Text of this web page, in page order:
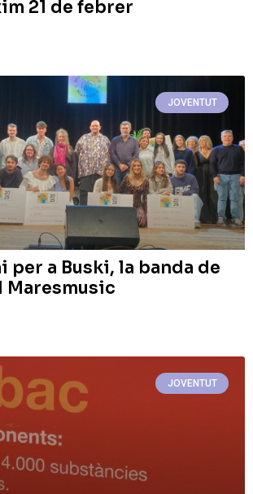
21 de febrer
JOVENTUT
per a Buski, la banda de
Maresmusic
JOVENTUT